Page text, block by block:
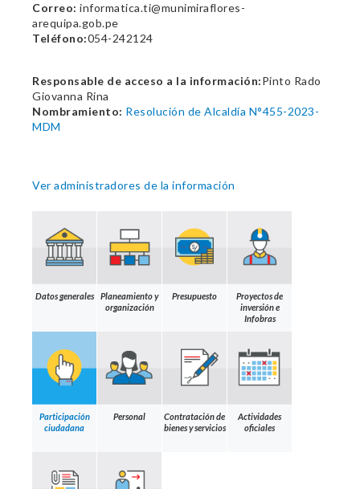
Correo: informatica.ti@munimiraflores-
arequipa.gob.pe
Teléfono:054-242124
Responsable de acceso a la información:Pinto Rado
Giovanna Rina
Nombramiento: Resolución de Alcaldía N°455-2023-
MDM
Ver administradores de la información
Datos generales
Planeamiento y
organización
Presupuesto
Proyectos de
inversión e
Infobras
Participación
ciudadana
Personal
Contratación de
bienes y servicios
Actividades
oficiales